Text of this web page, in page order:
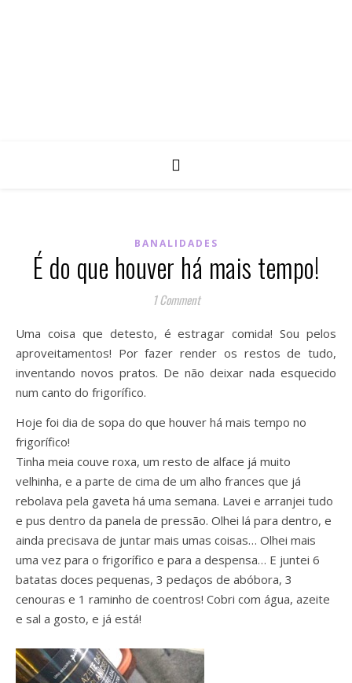
BANALIDADES
É do que houver há mais tempo!
1 Comment
Uma coisa que detesto, é estragar comida! Sou pelos
aproveitamentos! Por fazer render os restos de tudo,
inventando novos pratos. De não deixar nada esquecido
num canto do frigorífico.
Hoje foi dia de sopa do que houver há mais tempo no
frigorífico!
Tinha meia couve roxa, um resto de alface já muito
velhinha, e a parte de cima de um alho frances que já
rebolava pela gaveta há uma semana. Lavei e arranjei tudo
e pus dentro da panela de pressão. Olhei lá para dentro, e
ainda precisava de juntar mais umas coisas… Olhei mais
uma vez para o frigorífico e para a despensa… E juntei 6
batatas doces pequenas, 3 pedaços de abóbora, 3
cenouras e 1 raminho de coentros! Cobri com água, azeite
e sal a gosto, e já está!